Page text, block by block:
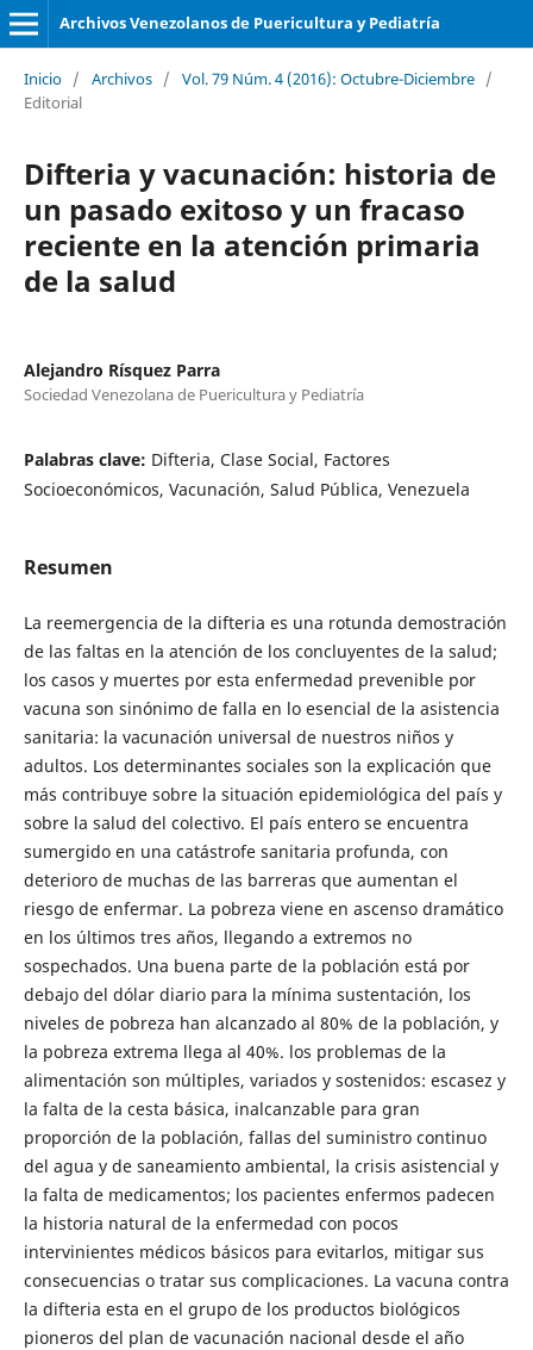
Archivos Venezolanos de Puericultura y Pediatría
Inicio / Archivos / Vol. 79 Núm. 4 (2016): Octubre-Diciembre /
Editorial
Difteria y vacunación: historia de
un pasado exitoso y un fracaso
reciente en la atención primaria
de la salud
Alejandro Rísquez Parra
Sociedad Venezolana de Puericultura y Pediatría
Palabras clave: Difteria, Clase Social, Factores
Socioeconómicos, Vacunación, Salud Pública, Venezuela
Resumen
La reemergencia de la difteria es una rotunda demostración
de las faltas en la atención de los concluyentes de la salud;
los casos y muertes por esta enfermedad prevenible por
vacuna son sinónimo de falla en lo esencial de la asistencia
sanitaria: la vacunación universal de nuestros niños y
adultos. Los determinantes sociales son la explicación que
más contribuye sobre la situación epidemiológica del país y
sobre la salud del colectivo. El país entero se encuentra
sumergido en una catástrofe sanitaria profunda, con
deterioro de muchas de las barreras que aumentan el
riesgo de enfermar. La pobreza viene en ascenso dramático
en los últimos tres años, llegando a extremos no
sospechados. Una buena parte de la población está por
debajo del dólar diario para la mínima sustentación, los
niveles de pobreza han alcanzado al 80% de la población, y
la pobreza extrema llega al 40%. los problemas de la
alimentación son múltiples, variados y sostenidos: escasez y
la falta de la cesta básica, inalcanzable para gran
proporción de la población, fallas del suministro continuo
del agua y de saneamiento ambiental, la crisis asistencial y
la falta de medicamentos; los pacientes enfermos padecen
la historia natural de la enfermedad con pocos
intervinientes médicos básicos para evitarlos, mitigar sus
consecuencias o tratar sus complicaciones. La vacuna contra
la difteria esta en el grupo de los productos biológicos
pioneros del plan de vacunación nacional desde el año